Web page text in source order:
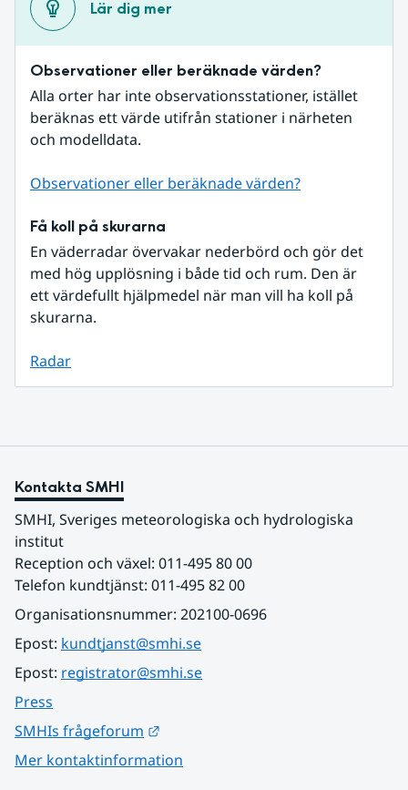
Lär dig mer
Observationer eller beräknade värden?
Alla orter har inte observationsstationer, istället
beräknas ett värde utifrån stationer i närheten
och modelldata.
Observationer eller beräknade värden?
Få koll på skurarna
En väderradar övervakar nederbörd och gör det
med hög upplösning i både tid och rum. Den är
ett värdefullt hjälpmedel när man vill ha koll på
skurarna.
Radar
Kontakta SMHI
SMHI, Sveriges meteorologiska och hydrologiska
institut
Reception och växel: 011-495 80 00
Telefon kundtjänst: 011-495 82 00
Organisationsnummer: 202100-0696
Epost: kundtjanst@smhi.se
Epost: registrator@smhi.se
Press
SMHIs frågeforum
Mer kontaktinformation